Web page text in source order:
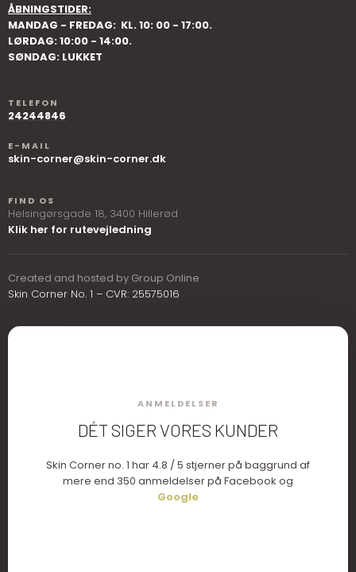
ÅBNINGSTIDER​:
MANDAG - FREDAG: ​ KL. 10: 00 - 17:00.
LØRDAG: 10:00 - 14:00.
SØNDAG: LUKKET
TELEFON
24244846
E-MAIL
skin-corner@skin-corner.dk
FIND OS
Helsingørsgade 18, ​3400 Hillerød
Klik her for rutevejledning
Created and hosted by Group Online
Skin Corner No. 1 – CVR: 25575016
ANMELDELSER
DÉT SIGER VORES KUNDER
​Skin Corner no. 1 har 4.8 / 5 stjerner på baggrund af
mere end 350 anmeldelser på Facebook og
Google